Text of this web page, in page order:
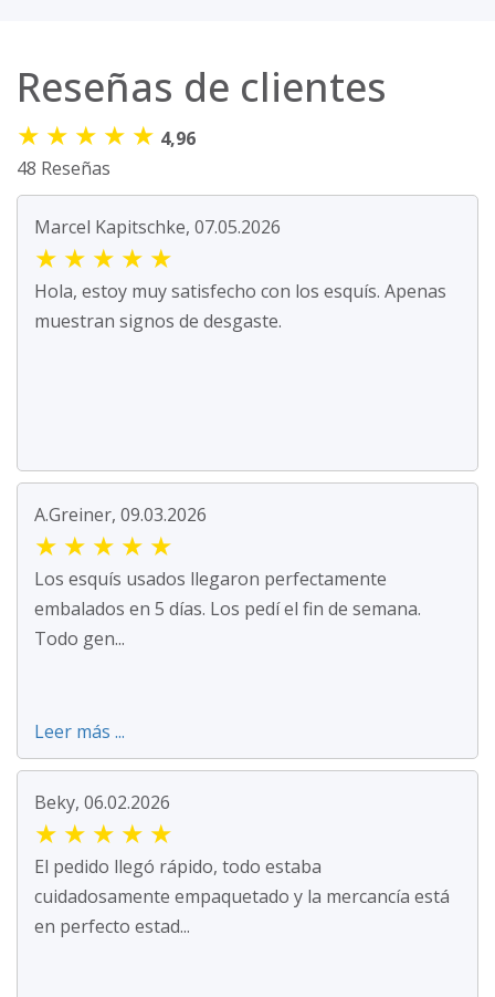
Reseñas de clientes
★ ★ ★ ★ ★ 4,96
48 Reseñas
Marcel Kapitschke, 07.05.2026
★ ★ ★ ★ ★
Hola, estoy muy satisfecho con los esquís. Apenas
muestran signos de desgaste.
A.Greiner, 09.03.2026
★ ★ ★ ★ ★
Los esquís usados llegaron perfectamente
embalados en 5 días. Los pedí el fin de semana.
Todo gen...
Leer más ...
Beky, 06.02.2026
★ ★ ★ ★ ★
El pedido llegó rápido, todo estaba
cuidadosamente empaquetado y la mercancía está
en perfecto estad...